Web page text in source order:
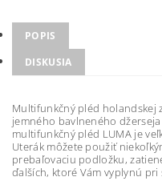
POPIS
DISKUSIA
Multifunkčný pléd holandskej
jemného bavlneného
multifunkčný pléd LUMA je
Uterák môžete použiť
prebaľovaciu podložku,
ďalších, ktoré Vám vyplynú